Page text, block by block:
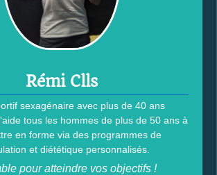
Rémi Clls
sexagénaire avec plus de 40 ans
tous les hommes de plus de 50 ans à
en forme via des programmes de
et diététique personnalisés.
pour atteindre vos objectifs !